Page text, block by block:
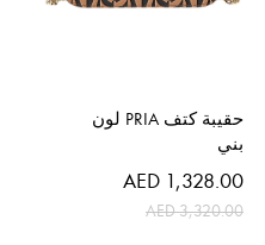
حقيبة كتف PRIA لون
بني
السعر
الخاص
AED 1,328.00
AED 3,320.00